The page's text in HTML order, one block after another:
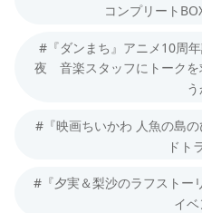
コンプリート
#『ダンまち』アニメ10周
夜 音楽スタッフにトークを
#『映画ちいかわ 人魚の島
ドト
#『夕実＆梨沙のラフストー
イベ